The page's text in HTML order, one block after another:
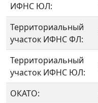
ИФНС ЮЛ:
Территориальный
участок ИФНС ФЛ:
Территориальный
участок ИФНС ЮЛ:
ОКАТО: